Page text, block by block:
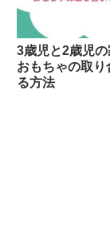
3歳児と2歳児
おもちゃの取り
る方法